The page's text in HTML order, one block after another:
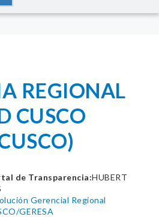
REGIONAL
CUSCO
de Transparencia:HUBERT
Gerencial Regional
GERESA